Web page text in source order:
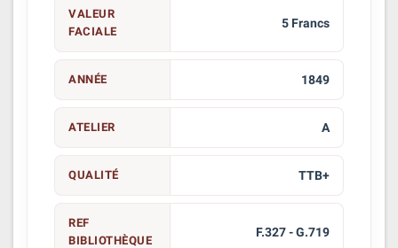
VALEUR
FACIALE
5 Francs
ANNÉE 1849
ATELIER A
QUALITÉ TTB+
REF
BIBLIOTHÈQUE
F.327 - G.719